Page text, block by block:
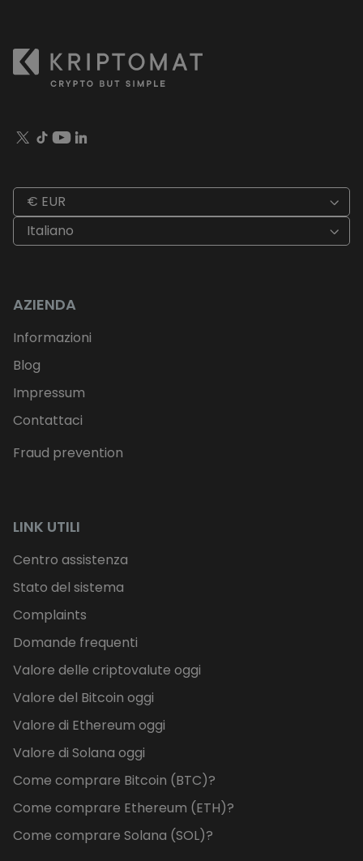
€ EUR
Italiano
AZIENDA
Informazioni
Blog
Impressum
Contattaci
Fraud prevention
LINK UTILI
Centro assistenza
Stato del sistema
Complaints
Domande frequenti
Valore delle criptovalute oggi
Valore del Bitcoin oggi
Valore di Ethereum oggi
Valore di Solana oggi
Come comprare Bitcoin (BTC)?
Come comprare Ethereum (ETH)?
Come comprare Solana (SOL)?